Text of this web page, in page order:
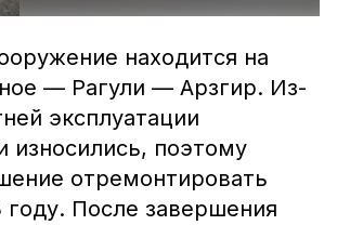
находится на
— Рагули — Арзгир. Из-
эксплуатации
износились, поэтому
отремонтировать
году. После завершения